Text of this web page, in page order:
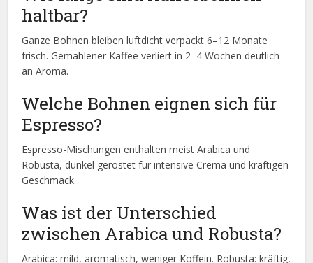
haltbar?
Ganze Bohnen bleiben luftdicht verpackt 6–12 Monate
frisch. Gemahlener Kaffee verliert in 2–4 Wochen deutlich
an Aroma.
Welche Bohnen eignen sich für
Espresso?
Espresso-Mischungen enthalten meist Arabica und
Robusta, dunkel geröstet für intensive Crema und kräftigen
Geschmack.
Was ist der Unterschied
zwischen Arabica und Robusta?
Arabica: mild, aromatisch, weniger Koffein. Robusta: kräftig,